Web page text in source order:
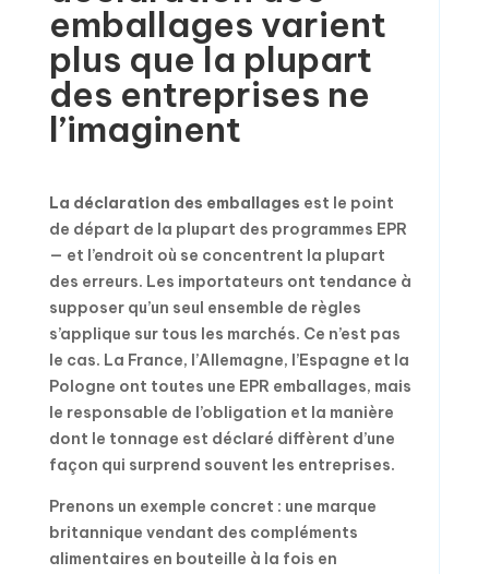
emballages varient
plus que la plupart
des entreprises ne
l’imaginent
La déclaration des emballages est le point
de départ de la plupart des programmes EPR
— et l’endroit où se concentrent la plupart
des erreurs. Les importateurs ont tendance à
supposer qu’un seul ensemble de règles
s’applique sur tous les marchés. Ce n’est pas
le cas. La France, l’Allemagne, l’Espagne et la
Pologne ont toutes une EPR emballages, mais
le responsable de l’obligation et la manière
dont le tonnage est déclaré diffèrent d’une
façon qui surprend souvent les entreprises.
Prenons un exemple concret : une marque
britannique vendant des compléments
alimentaires en bouteille à la fois en